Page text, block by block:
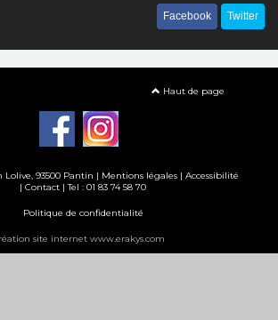
Facebook Twitter
Haut de page
Lolive, 93500 Pantin | Mentions légales| Accessibilité
| Contact | Tel : 01 83 74 58 70
Politique de confidentialité
site internet www.erakys.com